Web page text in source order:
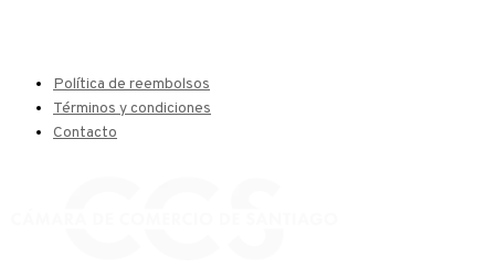
Política de reembolsos
Términos y condiciones
Contacto